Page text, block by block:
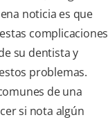
noticia es que
complicaciones
su dentista y
problemas.
de una
si nota algún